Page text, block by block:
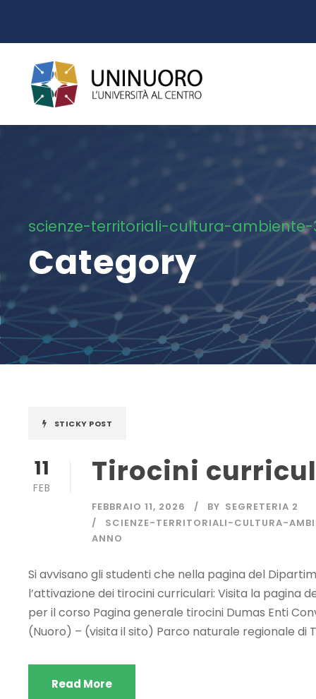
scienze-territoriali-cultura-
Category
STICKY POST
11
FEB Tirocini
FEBBRAIO 11, 2026 BY SEGRETERIA 2
SCIENZE-TERRITORIALI-CULTURA-
ANNO
Si avvisano gli studenti che nella pagina del
l’attivazione dei tirocini curriculari: Visita la pagina
per il corso Pagina generale tirocini Dumas Enti
(Nuoro) – (visita il sito) Parco naturale regionale di
Read More